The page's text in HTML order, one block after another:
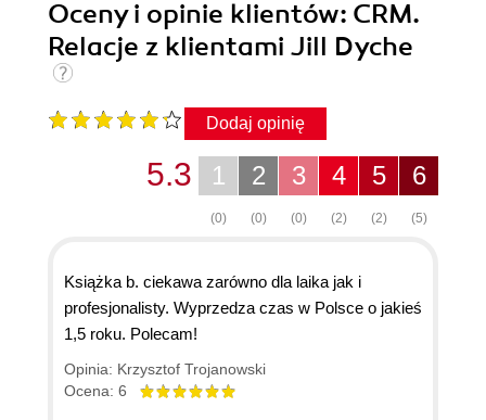
Oceny i opinie klientów: CRM.
Relacje z klientami Jill Dyche
Dodaj opinię
6
(5)
5
(2)
4
(2)
3
(0)
2
(0)
1
(0)
5.3
Książka b. ciekawa zarówno dla laika jak i
profesjonalisty. Wyprzedza czas w Polsce o jakieś
1,5 roku. Polecam!
Opinia: Krzysztof Trojanowski
Ocena: 6